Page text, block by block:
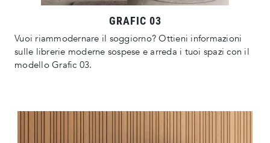
GRAFIC 03
Vuoi riammodernare il soggiorno? Ottieni informazioni
sulle librerie moderne sospese e arreda i tuoi spazi con il
modello Grafic 03.